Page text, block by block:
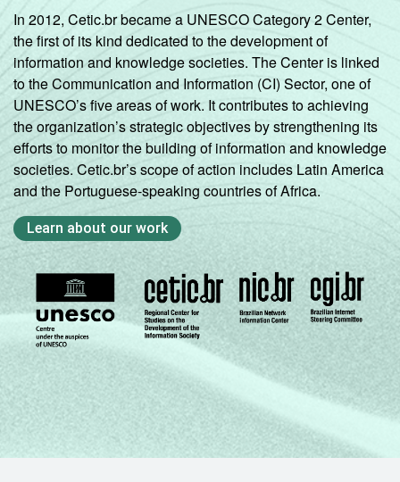
In 2012, Cetic.br became a UNESCO Category 2 Center,
the first of its kind dedicated to the development of
information and knowledge societies. The Center is linked
to the Communication and Information (CI) Sector, one of
UNESCO’s five areas of work. It contributes to achieving
the organization’s strategic objectives by strengthening its
efforts to monitor the building of information and knowledge
societies. Cetic.br’s scope of action includes Latin America
and the Portuguese-speaking countries of Africa.
Learn about our work